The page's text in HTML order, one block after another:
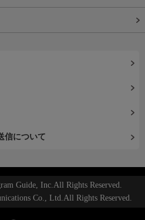
信について
Guide, Inc.All Rights Reserved.
Co., Ltd.All Rights Reserved.